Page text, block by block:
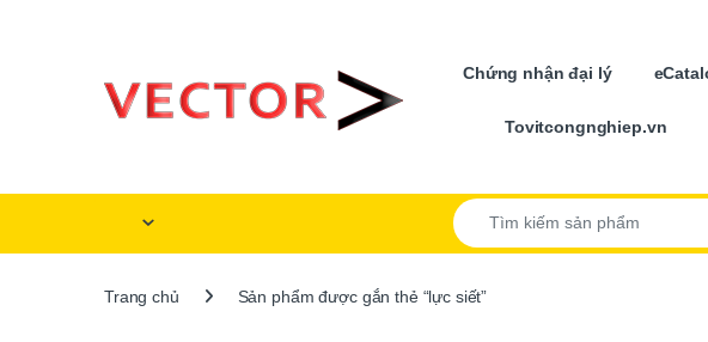
Chứng nhận đại lý
Tovitcongnghiep.vn
Search for:
Trang chủ Sản phẩm được gắn thẻ “lực siết”